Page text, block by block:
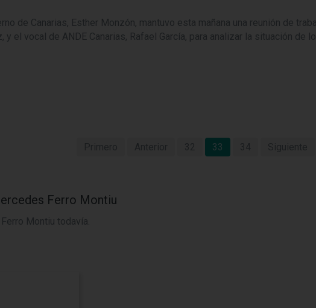
de Canarias, Esther Monzón, mantuvo esta mañana una reunión de
y el vocal de ANDE Canarias, Rafael García, para analizar la situación
33
Ferro Montiu
Montiu todavía.